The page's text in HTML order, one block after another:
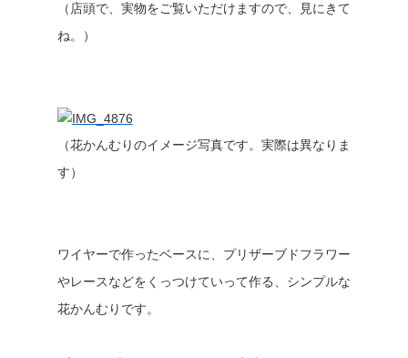
（店頭で、実物をご覧いただけますので、見にきて
ね。）
（花かんむりのイメージ写真です。実際は異なりま
す）
ワイヤーで作ったベースに、プリザーブドフラワー
やレースなどをくっつけていって作る、シンプルな
花かんむりです。